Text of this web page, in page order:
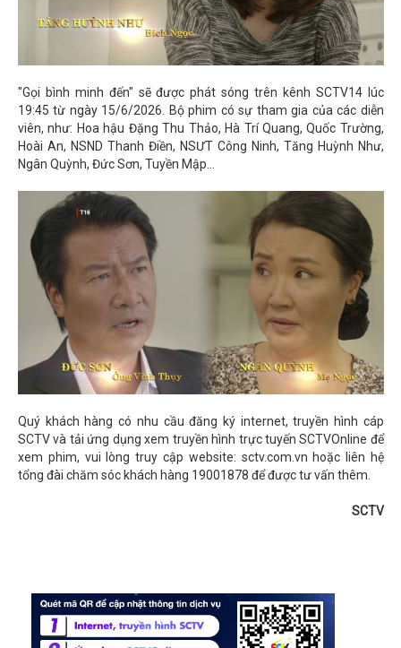
"Gọi bình minh đến" sẽ được phát sóng trên kênh SCTV14 lúc
19:45 từ ngày 15/6/2026. Bộ phim có sự tham gia của các diễn
viên, như: Hoa hậu Đặng Thu Thảo, Hà Trí Quang, Quốc Trường,
Hoài An, NSND Thanh Điền, NSƯT Công Ninh, Tăng Huỳnh Như,
Ngân Quỳnh, Đức Sơn, Tuyền Mập…
Quý khách hàng có nhu cầu đăng ký internet, truyền hình cáp
SCTV và tải ứng dụng xem truyền hình trực tuyến SCTVOnline để
xem phim, vui lòng truy cập website: sctv.com.vn hoặc liên hệ
tổng đài chăm sóc khách hàng 19001878 để được tư vấn thêm.
SCTV